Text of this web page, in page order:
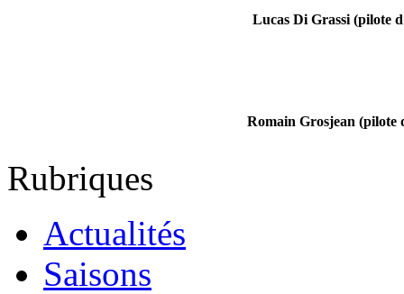
Lucas Di Grassi (pilote
Romain Grosjean (pilote
Rubriques
Actualités
Saisons